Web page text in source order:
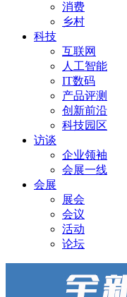
消费
乡村
科技
互联网
人工智能
IT数码
产品评测
创新前沿
科技园区
访谈
企业领袖
会展一线
会展
展会
会议
活动
论坛